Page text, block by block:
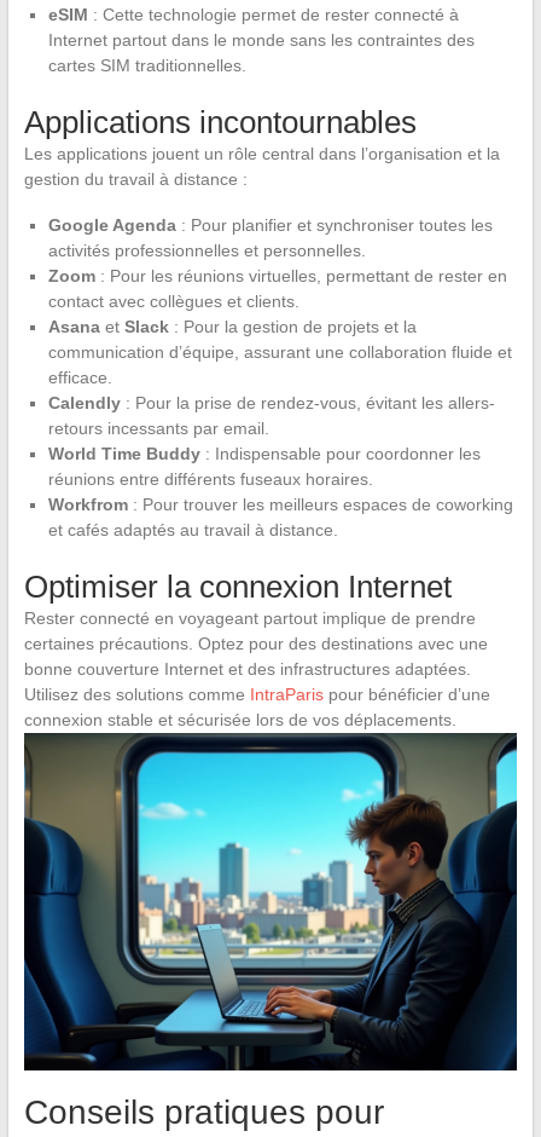
eSIM : Cette technologie permet de rester connecté à
Internet partout dans le monde sans les contraintes des
cartes SIM traditionnelles.
Applications incontournables
Les applications jouent un rôle central dans l’organisation et la
gestion du travail à distance :
Google Agenda: Pour planifier et synchroniser toutes les
activités professionnelles et personnelles.
Zoom: Pour les réunions virtuelles, permettant de rester en
contact avec collègues et clients.
Asanaet Slack: Pour la gestion de projets et la
communication d’équipe, assurant une collaboration fluide et
efficace.
Calendly: Pour la prise de rendez-vous, évitant les allers-
retours incessants par email.
World Time Buddy: Indispensable pour coordonner les
réunions entre différents fuseaux horaires.
Workfrom: Pour trouver les meilleurs espaces de coworking
et cafés adaptés au travail à distance.
Optimiser la connexion Internet
Rester connecté en voyageant partout implique de prendre
certaines précautions. Optez pour des destinations avec une
bonne couverture Internet et des infrastructures adaptées.
Utilisez des solutions comme IntraParispour bénéficier d’une
connexion stable et sécurisée lors de vos déplacements.
Conseils pratiques pour